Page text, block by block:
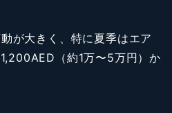
が大きく、特に夏季はエア
（約1万〜5万円）か